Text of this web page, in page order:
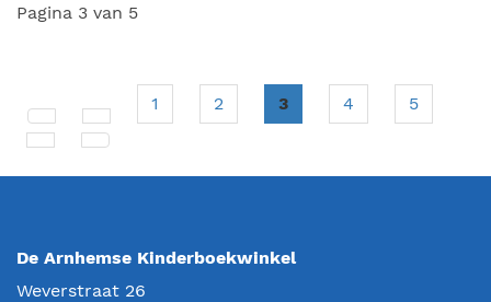
Pagina 3 van 5
1 2 3 4 5
De Arnhemse Kinderboekwinkel
Weverstraat 26